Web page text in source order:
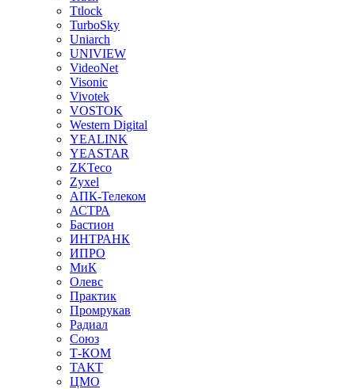
Ttlock
TurboSky
Uniarch
UNIVIEW
VideoNet
Visonic
Vivotek
VOSTOK
Western Digital
YEALINK
YEASTAR
ZKTeco
Zyxel
АПК-Телеком
АСТРА
Бастион
ИНТРАНК
ИПРО
МиК
Олевс
Практик
Промрукав
Радиал
Союз
Т-КОМ
ТАКТ
ЦМО